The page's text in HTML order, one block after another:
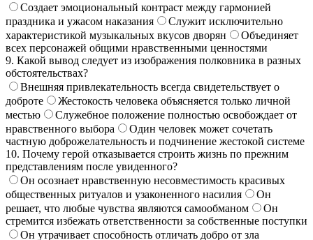
Создает эмоциональный контраст между гармонией
праздника и ужасом наказания
Служит исключительно
характеристикой музыкальных вкусов дворян
Объединяет
всех персонажей общими нравственными ценностями
9. Какой вывод следует из изображения полковника в разных
обстоятельствах?
Внешняя привлекательность всегда свидетельствует о
доброте
Жестокость человека объясняется только личной
местью
Служебное положение полностью освобождает от
нравственного выбора
Один человек может сочетать
частную доброжелательность и подчинение жестокой системе
10. Почему герой отказывается строить жизнь по прежним
представлениям после увиденного?
Он осознает нравственную несовместимость красивых
общественных ритуалов и узаконенного насилия
Он
решает, что любые чувства являются самообманом
Он
стремится избежать ответственности за собственные поступки
Он утрачивает способность отличать добро от зла